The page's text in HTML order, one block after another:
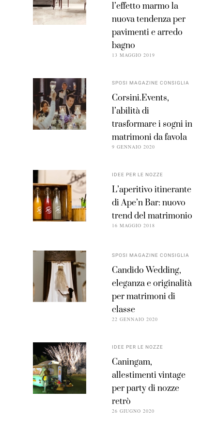
l’effetto marmo la
nuova tendenza per
pavimenti e arredo
bagno
13 MAGGIO 2019
SPOSI MAGAZINE CONSIGLIA
Corsini.Events,
l’abilità di
trasformare i sogni in
matrimoni da favola
9 GENNAIO 2020
IDEE PER LE NOZZE
L’aperitivo itinerante
di Ape’n Bar: nuovo
trend del matrimonio
16 MAGGIO 2018
SPOSI MAGAZINE CONSIGLIA
Candido Wedding,
eleganza e originalità
per matrimoni di
classe
22 GENNAIO 2020
IDEE PER LE NOZZE
Caningam,
allestimenti vintage
per party di nozze
retrò
26 GIUGNO 2020